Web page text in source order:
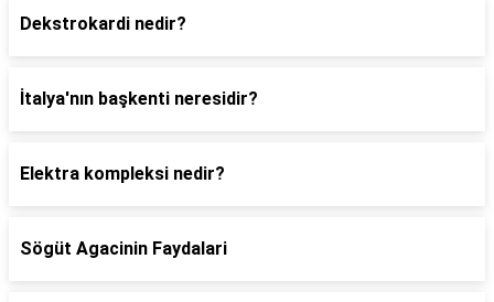
Dekstrokardi nedir?
İtalya'nın başkenti neresidir?
Elektra kompleksi nedir?
Sögüt Agacinin Faydalari